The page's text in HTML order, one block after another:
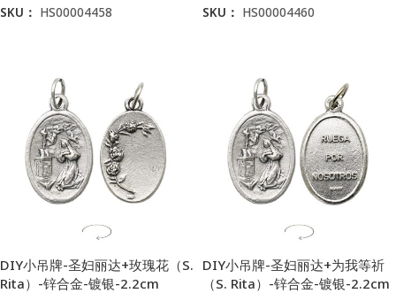
SKU： HS00004458 SKU： HS00004460
DIY小吊牌-圣妇丽达+玫瑰花（S.
Rita）-锌合金-镀银-2.2cm
DIY小吊牌-圣妇丽达+为我等祈
（S. Rita）-锌合金-镀银-2.2cm